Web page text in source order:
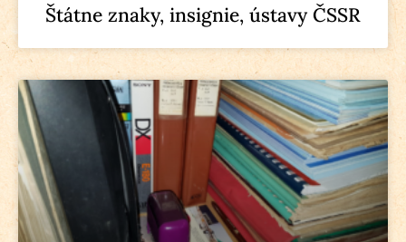
Štátne znaky, insignie, ústavy ČSSR